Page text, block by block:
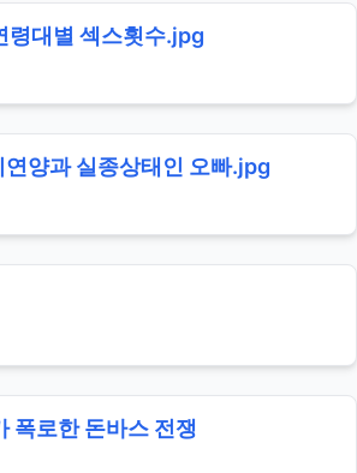
령대별 섹스횟수.jpg
양과 실종상태인 오빠.jpg
폭로한 돈바스 전쟁